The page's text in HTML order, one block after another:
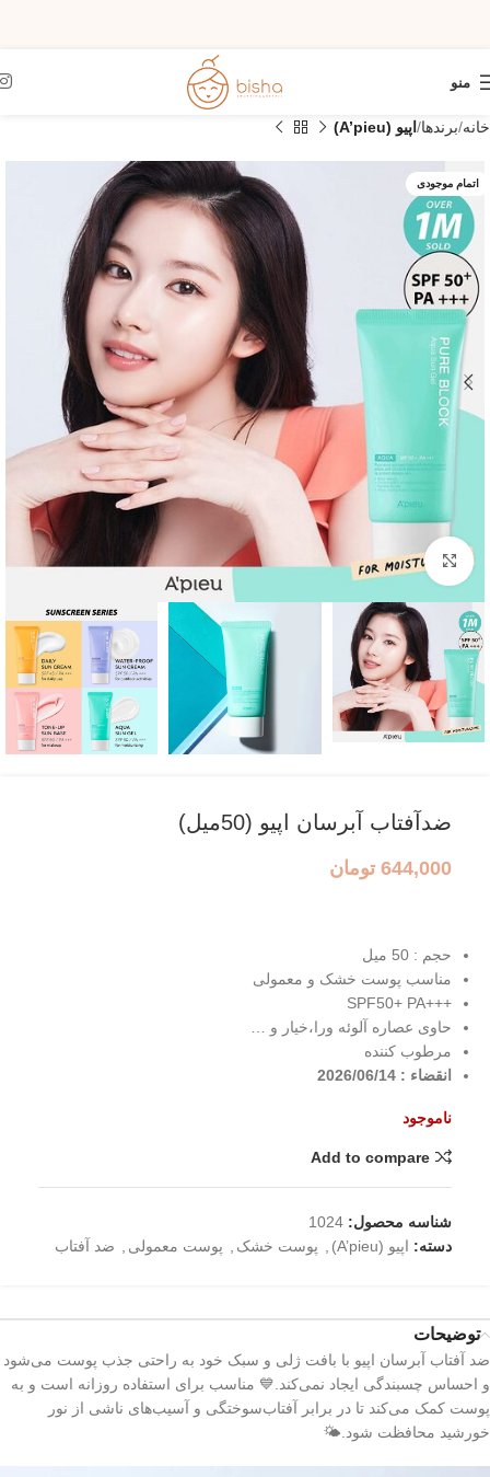
منو
خانه برندها اپیو (A’pieu)
اتمام موجودی
بزرگنمایی تصویر
ضدآفتاب آبرسان اپیو (50میل)
644,000 تومان
حجم : 50 میل
مناسب پوست خشک و معمولی
+++SPF50+ PA
حاوی عصاره آلوئه ورا،خیار و …
مرطوب کننده
انقضاء : 2026/06/14
ناموجود
Add to compare
شناسه محصول: 1024
دسته: اپیو (A’pieu) پوست خشک پوست معمولی ضد آفتاب
توضیحات
ضد آفتاب آبرسان اپیو با بافت ژلی و سبک خود به راحتی جذب پوست می‌شود
و احساس چسبندگی ایجاد نمی‌کند.💙 مناسب برای استفاده روزانه است و به
پوست کمک می‌کند تا در برابر آفتاب‌سوختگی و آسیب‌های ناشی از نور
خورشید محافظت شود.🌤